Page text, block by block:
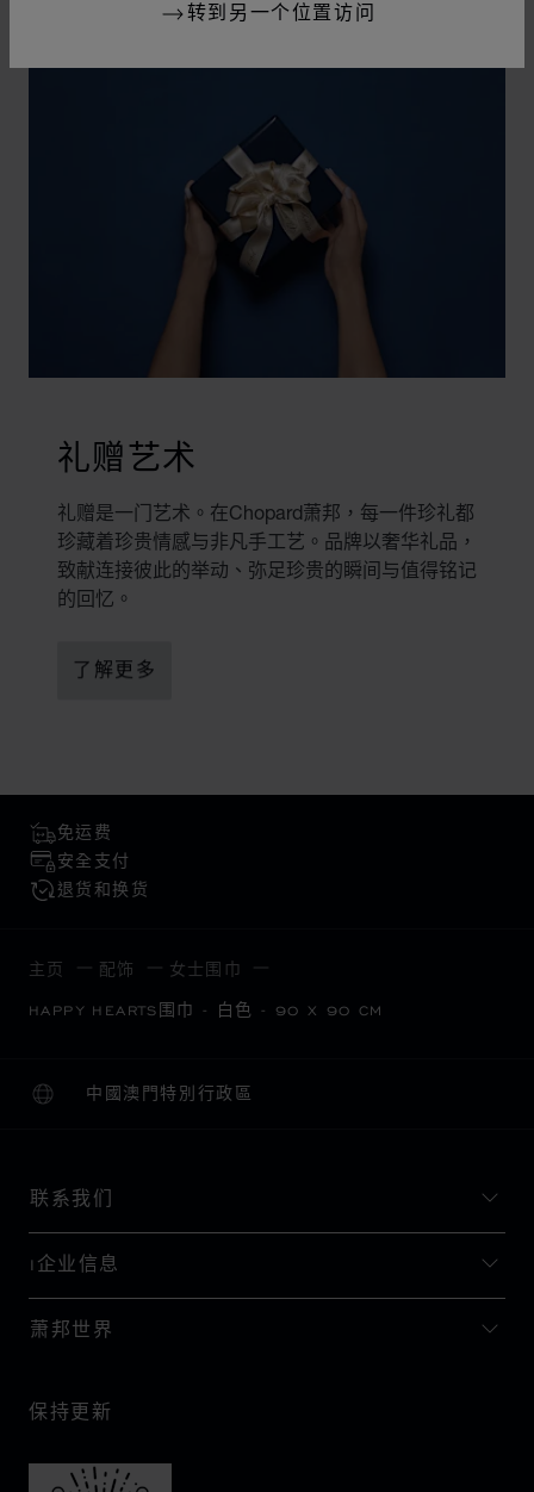
转到另一个位置访问
礼赠艺术
礼赠是一门艺术。在Chopard萧邦，每一件珍礼都
珍藏着珍贵情感与非凡手工艺。品牌以奢华礼品，
致献连接彼此的举动、弥足珍贵的瞬间与值得铭记
的回忆。
了解更多
免运费
安全支付
退货和换货
主页 配饰 女士围巾
HAPPY HEARTS围巾 - 白色 - 90 X 90 CM
中國澳門特別行政區
本地化（更改国家/地区）
更改国家/地区
联系我们
I企业信息
萧邦世界
保持更新